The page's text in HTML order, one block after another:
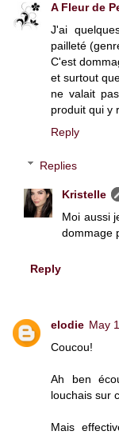
A Fleur de
J'ai
pailleté
C'est
et surtout
ne valait
produit qui y
Reply
Replies
Kristelle
Moi aussi
dommage
Reply
elodie May
Coucou!
Ah ben
louchais sur
Mais